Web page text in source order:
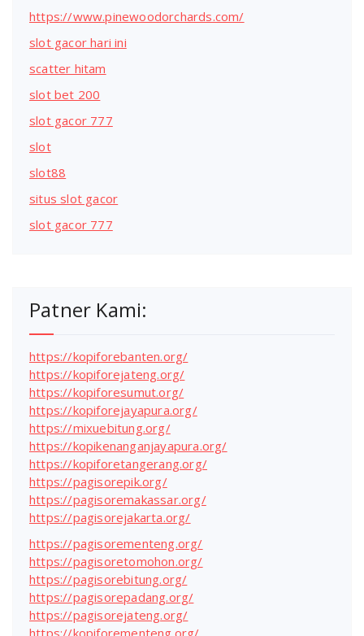
https://www.pinewoodorchards.com/
slot gacor hari ini
scatter hitam
slot bet 200
slot gacor 777
slot
slot88
situs slot gacor
slot gacor 777
Patner Kami:
https://kopiforebanten.org/
https://kopiforejateng.org/
https://kopiforesumut.org/
https://kopiforejayapura.org/
https://mixuebitung.org/
https://kopikenanganjayapura.org/
https://kopiforetangerang.org/
https://pagisorepik.org/
https://pagisoremakassar.org/
https://pagisorejakarta.org/
https://pagisorementeng.org/
https://pagisoretomohon.org/
https://pagisorebitung.org/
https://pagisorepadang.org/
https://pagisorejateng.org/
https://kopiforementeng.org/